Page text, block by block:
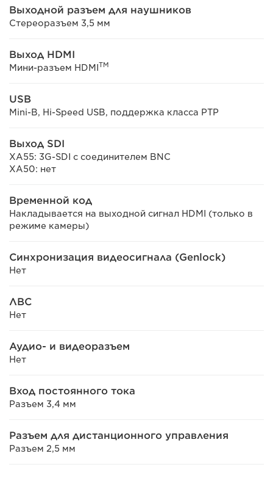
Выходной разъем для наушников
Стереоразъем 3,5 мм
Выход HDMI
Мини-разъем HDMI TM
USB
Mini-B, Hi-Speed USB, поддержка класса PTP
Выход SDI
XA55: 3G-SDI с соединителем BNC
XA50: нет
Временной код
Накладывается на выходной сигнал HDMI (только в
режиме камеры)
Синхронизация видеосигнала (Genlock)
Нет
ЛВС
Нет
Аудио- и видеоразъем
Нет
Вход постоянного тока
Разъем 3,4 мм
Разъем для дистанционного управления
Разъем 2,5 мм